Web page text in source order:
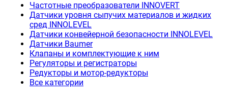
Частотные преобразователи INNOVERT
Датчики уровня сыпучих материалов и жидких
сред INNOLEVEL
Датчики конвейерной безопасности INNOLEVEL
Датчики Baumer
Клапаны и комплектующие к ним
Регуляторы и регистраторы
Редукторы и мотор-редукторы
Все категории